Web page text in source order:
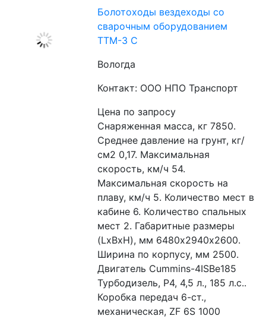
Болотоходы вездеходы со
сварочным оборудованием
ТТМ-3 С
Вологда
Контакт: ООО НПО Транспорт
Цена по запросу
Снаряженная масса, кг 7850.
Среднее давление на грунт, кг/
см2 0,17. Максимальная
скорость, км/ч 54.
Максимальная скорость на
плаву, км/ч 5. Количество мест в
кабине 6. Количество спальных
мест 2. Габаритные размеры
(LxBxH), мм 6480х2940х2600.
Ширина по корпусу, мм 2500.
Двигатель Cummins-4ISBe185
Турбодизель, Р4, 4,5 л., 185 л.с..
Коробка передач 6-ст.,
механическая, ZF 6S 1000